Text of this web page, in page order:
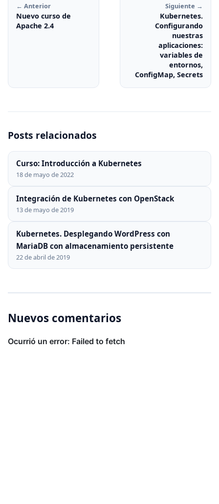
← Anterior
Nuevo curso de
Apache 2.4
Siguiente →
Kubernetes.
Configurando
nuestras
aplicaciones:
variables de
entornos,
ConfigMap, Secrets
Posts relacionados
Curso: Introducción a Kubernetes
18 de mayo de 2022
Integración de Kubernetes con OpenStack
13 de mayo de 2019
Kubernetes. Desplegando WordPress con
MariaDB con almacenamiento persistente
22 de abril de 2019
Nuevos comentarios